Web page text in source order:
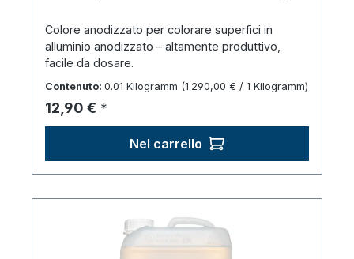
Colore anodizzato per colorare superfici in
alluminio anodizzato – altamente produttivo,
facile da dosare.
Contenuto: 0.01 Kilogramm (1.290,00 € / 1 Kilogramm)
Prezzo normale:
12,90 € *
Nel carrello